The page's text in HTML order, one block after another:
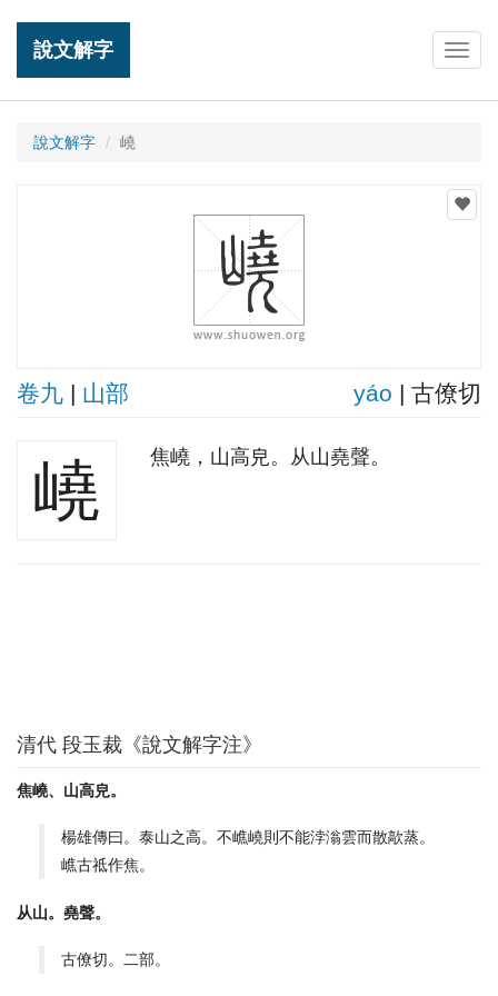
說文解字
說文解字 嶢
卷九 | 山部 yáo | 古僚切
嶢 焦嶢，山高皃。从山堯聲。
清代 段玉裁《說文解字注》
焦嶢、山高皃。
楊雄傳曰。泰山之高。不嶕嶢則不能浡滃雲而散歊蒸。
嶕古祗作焦。
从山。堯聲。
古僚切。二部。